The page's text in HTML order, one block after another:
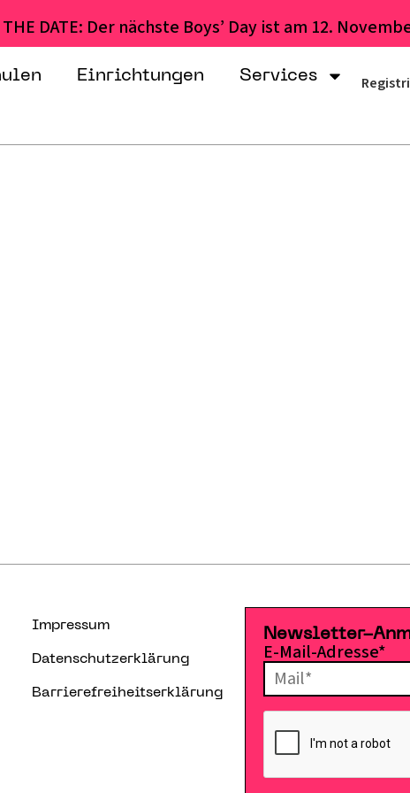
THE DATE: Der nächste Boys’ Day ist am 12.
Einrichtungen Services
Impressum
Datenschutzerklärung
Barrierefreiheitserklärung
Newsletter-
E-Mail-Adresse*